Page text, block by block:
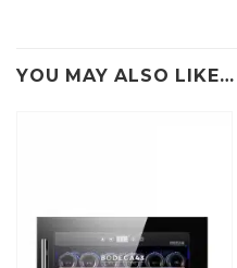
YOU MAY ALSO LIKE…